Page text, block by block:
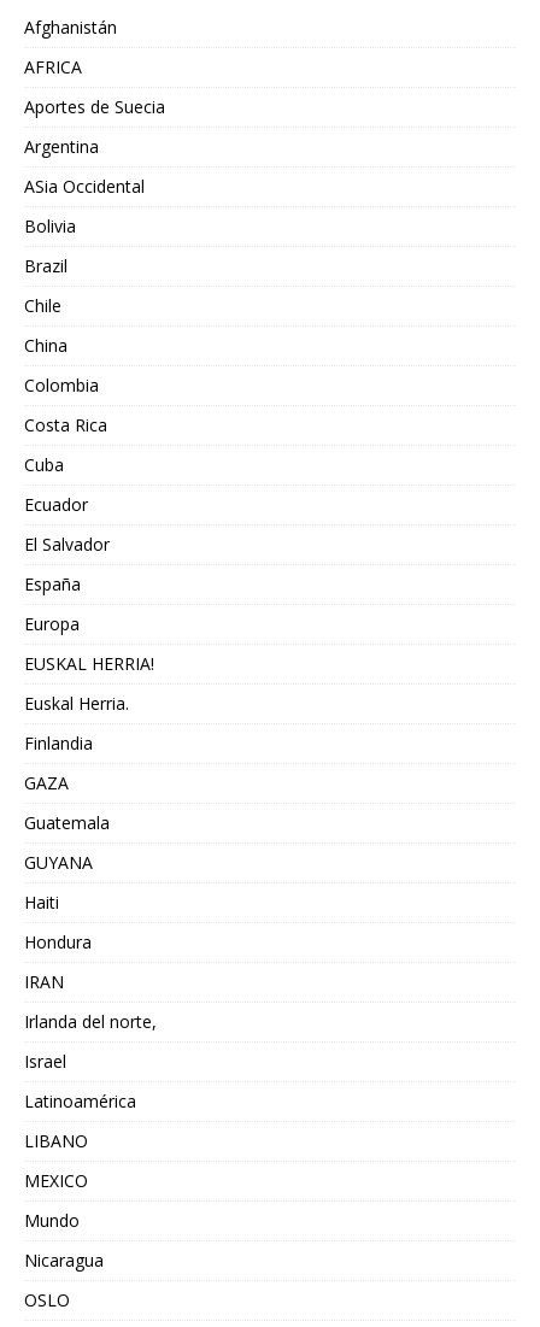
Afghanistán
AFRICA
Aportes de Suecia
Argentina
ASia Occidental
Bolivia
Brazil
Chile
China
Colombia
Costa Rica
Cuba
Ecuador
El Salvador
España
Europa
EUSKAL HERRIA!
Euskal Herria.
Finlandia
GAZA
Guatemala
GUYANA
Haiti
Hondura
IRAN
Irlanda del norte,
Israel
Latinoamérica
LIBANO
MEXICO
Mundo
Nicaragua
OSLO